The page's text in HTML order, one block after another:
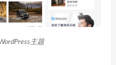
主题